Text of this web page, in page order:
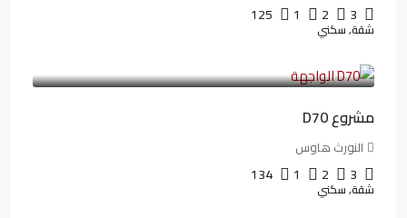
3
2
1
125
شقة, سكني
3,510,800LE
مشروع D70
النورث هاوس
3
2
1
134
شقة, سكني
3,010,000LE